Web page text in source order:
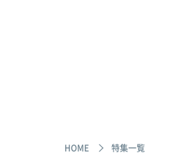
HOME 特集一覧